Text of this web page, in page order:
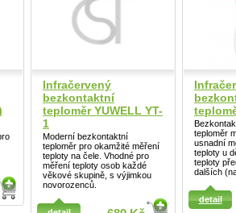
Infračervený
bezkontaktní
teploměr YUWELL YT-
1
Moderní bezkontaktní
teploměr pro okamžité měření
teploty na čele. Vhodné pro
měření teploty osob každé
věkové skupině, s výjimkou
novorozenců.
teploměr
usnadní
teploty u
teploty
dalších
detail